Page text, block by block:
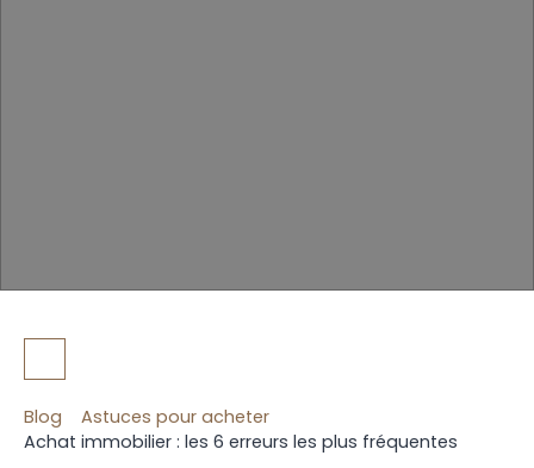
Blog
Astuces pour acheter
Achat immobilier : les 6 erreurs les plus fréquentes